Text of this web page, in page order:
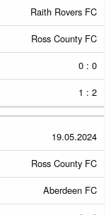
Raith Rovers FC
Ross County FC
0 : 0
1 : 2
19.05.2024
Ross County FC
Aberdeen FC